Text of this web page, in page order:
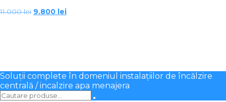
11.000lei Prețul
9.800 leiPrețul
Soluții complete în domeniul instalațiilor de încălzire
centrală / incalzire apa menajera